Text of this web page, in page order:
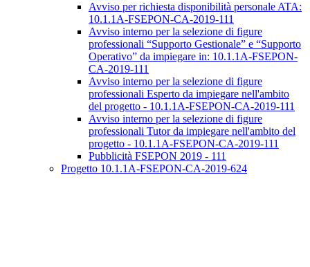
Avviso per richiesta disponibilità personale ATA:
10.1.1A-FSEPON-CA-2019-111
Avviso interno per la selezione di figure
professionali “Supporto Gestionale” e “Supporto
Operativo” da impiegare in: 10.1.1A-FSEPON-
CA-2019-111
Avviso interno per la selezione di figure
professionali Esperto da impiegare nell'ambito
del progetto - 10.1.1A-FSEPON-CA-2019-111
Avviso interno per la selezione di figure
professionali Tutor da impiegare nell'ambito del
progetto - 10.1.1A-FSEPON-CA-2019-111
Pubblicità FSEPON 2019 - 111
Progetto 10.1.1A-FSEPON-CA-2019-624